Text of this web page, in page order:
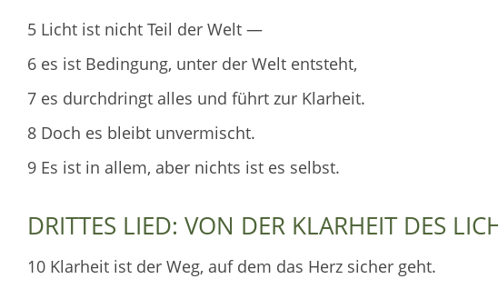
5 Licht ist nicht Teil der Welt —
6 es ist Bedingung, unter der Welt entsteht,
7 es durchdringt alles und führt zur Klarheit.
8 Doch es bleibt unvermischt.
9 Es ist in allem, aber nichts ist es selbst.
DRITTES LIED: VON DER KLARHEIT DES
10 Klarheit ist der Weg, auf dem das Herz sicher geht.